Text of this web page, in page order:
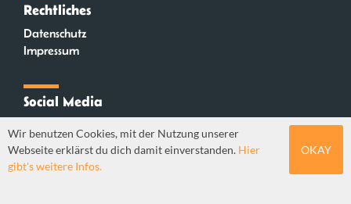
Rechtliches
Datenschutz
Impressum
Social Media
Mastodon
Wir benutzen Cookies, mit der Nutzung unserer
Webseite erklärst du dich damit einverstanden. Hier
gibt's weitere Infos.
OKAY